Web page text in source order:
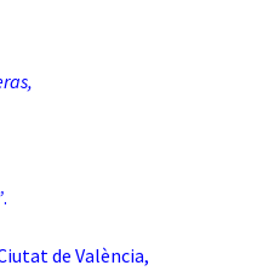
.
de València,